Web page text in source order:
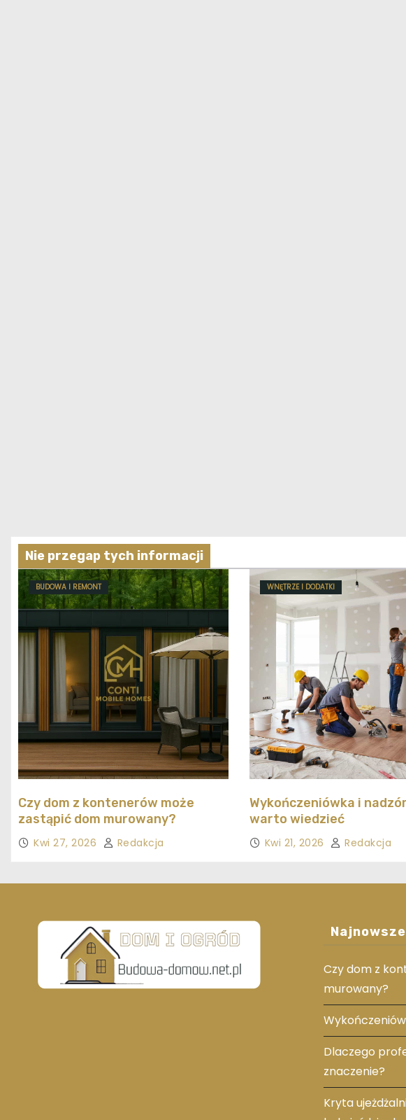
Nie przegap tych informacji
BUDOWA I REMONT
Czy dom z kontenerów może
zastąpić dom murowany?
Kwi 27, 2026 Redakcja
WNĘTRZE I DODATKI
Wykończeniówka i
warto wiedzieć
Kwi 21, 2026 Redakcja
Czy dom z
murowany?
Dlaczego
znaczenie?
Kryta